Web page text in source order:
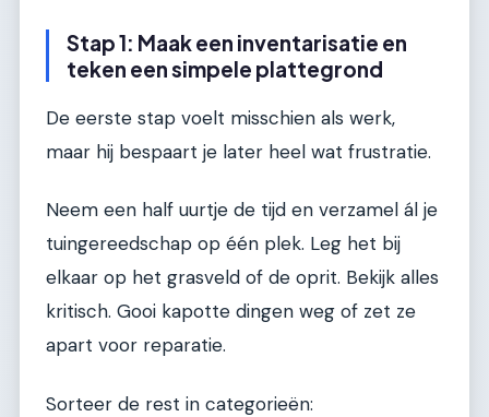
Stap 1: Maak een inventarisatie en
teken een simpele plattegrond
De eerste stap voelt misschien als werk,
maar hij bespaart je later heel wat frustratie.
Neem een half uurtje de tijd en verzamel ál je
tuingereedschap op één plek. Leg het bij
elkaar op het grasveld of de oprit. Bekijk alles
kritisch. Gooi kapotte dingen weg of zet ze
apart voor reparatie.
Sorteer de rest in categorieën: